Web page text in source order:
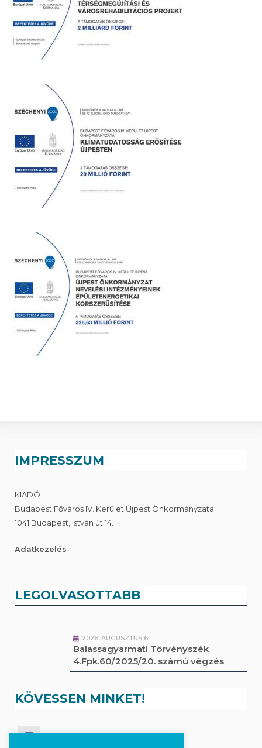
IMPRESSZUM
KIADÓ
Budapest Főváros IV. Kerület Újpest Önkormányzata
1041 Budapest, István út 14.
Adatkezelés
LEGOLVASOTTABB
2026. AUGUSZTUS 6.
Balassagyarmati Törvényszék
4.Fpk.60/2025/20. számú végzés
KÖVESSEN MINKET!